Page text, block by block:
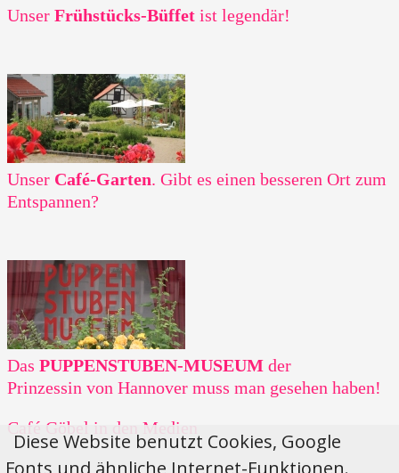
Unser Frühstücks-Büffet ist legendär!
Unser Café-Garten. Gibt es einen besseren Ort zum
Entspannen?
Das PUPPENSTUBEN-MUSEUM der
Prinzessin von Hannover muss man gesehen haben!
Café Göbel in den Medien
Diese Website benutzt Cookies, Google
Fonts und ähnliche Internet-Funktionen.